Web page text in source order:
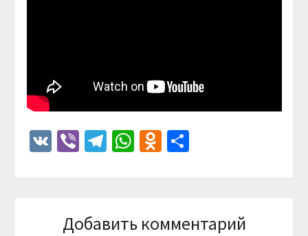
VKViberTelegram
WhatsApp
Odnoklassniki
Отправить
Добавить комментарий